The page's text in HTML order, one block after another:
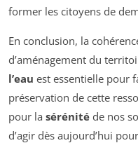
former les citoyens de
En conclusion, la
d’aménagement du
l’eau est essentielle pour
préservation de cette
pour la sérénité de nos
d’agir dès aujourd’hui